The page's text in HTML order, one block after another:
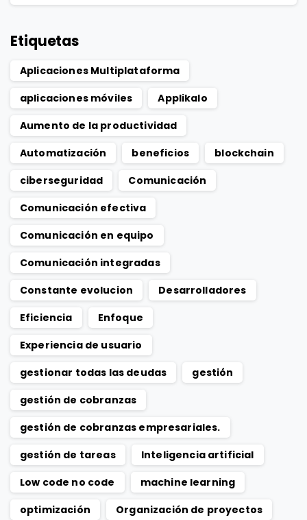
Etiquetas
Aplicaciones Multiplataforma
aplicaciones móviles
Applikalo
Aumento de la productividad
Automatización
beneficios
blockchain
ciberseguridad
Comunicación
Comunicación efectiva
Comunicación en equipo
Comunicación integradas
Constante evolucion
Desarrolladores
Eficiencia
Enfoque
Experiencia de usuario
gestionar todas las deudas
gestión
gestión de cobranzas
gestión de cobranzas empresariales.
gestión de tareas
Inteligencia artificial
Low code no code
machine learning
optimización
Organización de proyectos